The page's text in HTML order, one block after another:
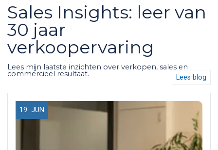
Sales Insights: leer van
30 jaar
verkoopervaring
Lees mijn laatste inzichten over verkopen, sales en
commercieel resultaat. Lees blog
19 JUN